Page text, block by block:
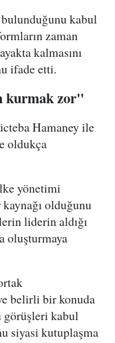
kabul
zaman
kalmasını
ifade etti.
kurmak zor"
Hamaney ile
oldukça
yönetimi
olduğunu
liderin aldığı
oluşturmaya
belirli bir konuda
görüşleri kabul
siyasi kutuplaşma